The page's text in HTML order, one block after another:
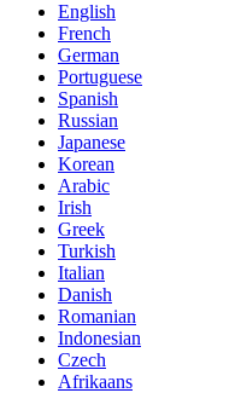
English
French
German
Portuguese
Spanish
Russian
Japanese
Korean
Arabic
Irish
Greek
Turkish
Italian
Danish
Romanian
Indonesian
Czech
Afrikaans